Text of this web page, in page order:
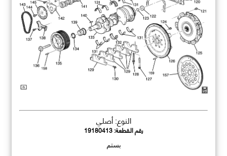
النوع: أصلي
رقم القطعة:19180413
بستم